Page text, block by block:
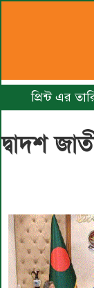
প্রিন্ট এর
দ্বাদশ